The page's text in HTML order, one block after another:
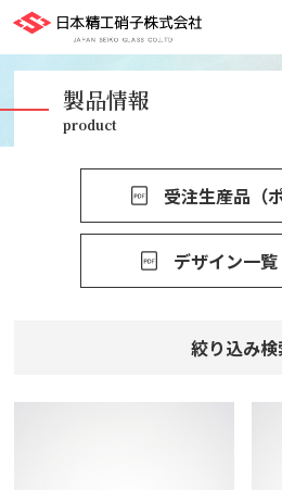
製品情報
product
受注生産品（
デザイン一覧
絞り込み検